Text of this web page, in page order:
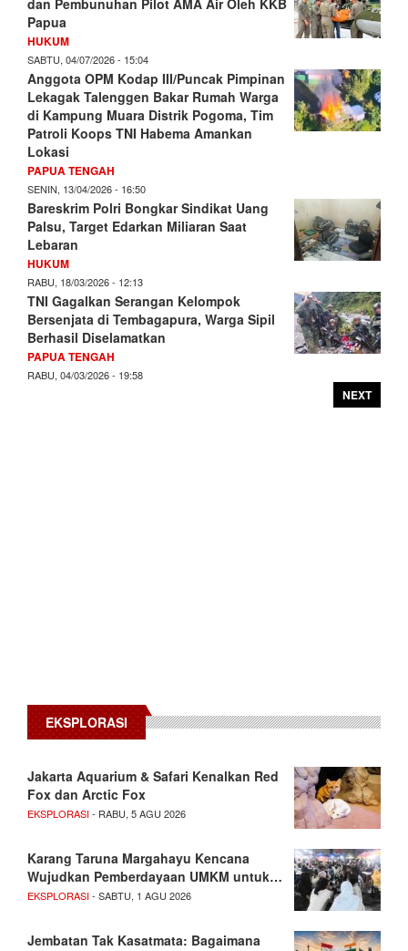
Papua
HUKUM
SABTU, 04/07/2026 - 15:04
Anggota OPM Kodap III/Puncak Pimpinan
Lekagak Talenggen Bakar Rumah Warga
di Kampung Muara Distrik Pogoma, Tim
Patroli Koops TNI Habema Amankan
Lokasi
PAPUA TENGAH
SENIN, 13/04/2026 - 16:50
Bareskrim Polri Bongkar Sindikat Uang
Palsu, Target Edarkan Miliaran Saat
Lebaran
HUKUM
RABU, 18/03/2026 - 12:13
TNI Gagalkan Serangan Kelompok
Bersenjata di Tembagapura, Warga Sipil
Berhasil Diselamatkan
PAPUA TENGAH
RABU, 04/03/2026 - 19:58
NEXT
EKSPLORASI
Jakarta Aquarium & Safari Kenalkan Red
Fox dan Arctic Fox
EKSPLORASI- RABU, 5 AGU 2026
Karang Taruna Margahayu Kencana
Wujudkan Pemberdayaan UMKM untuk…
EKSPLORASI- SABTU, 1 AGU 2026
Jembatan Tak Kasatmata: Bagaimana